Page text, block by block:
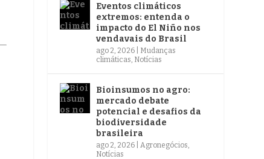
Eventos climáticos
extremos: entenda o
impacto do El Niño nos
vendavais do Brasil
ago 2, 2026
Mudanças
climáticas, Notícias
Bioinsumos no agro:
mercado debate
potencial e desafios da
biodiversidade
brasileira
ago 2, 2026 |Agronegócios,
Notícias